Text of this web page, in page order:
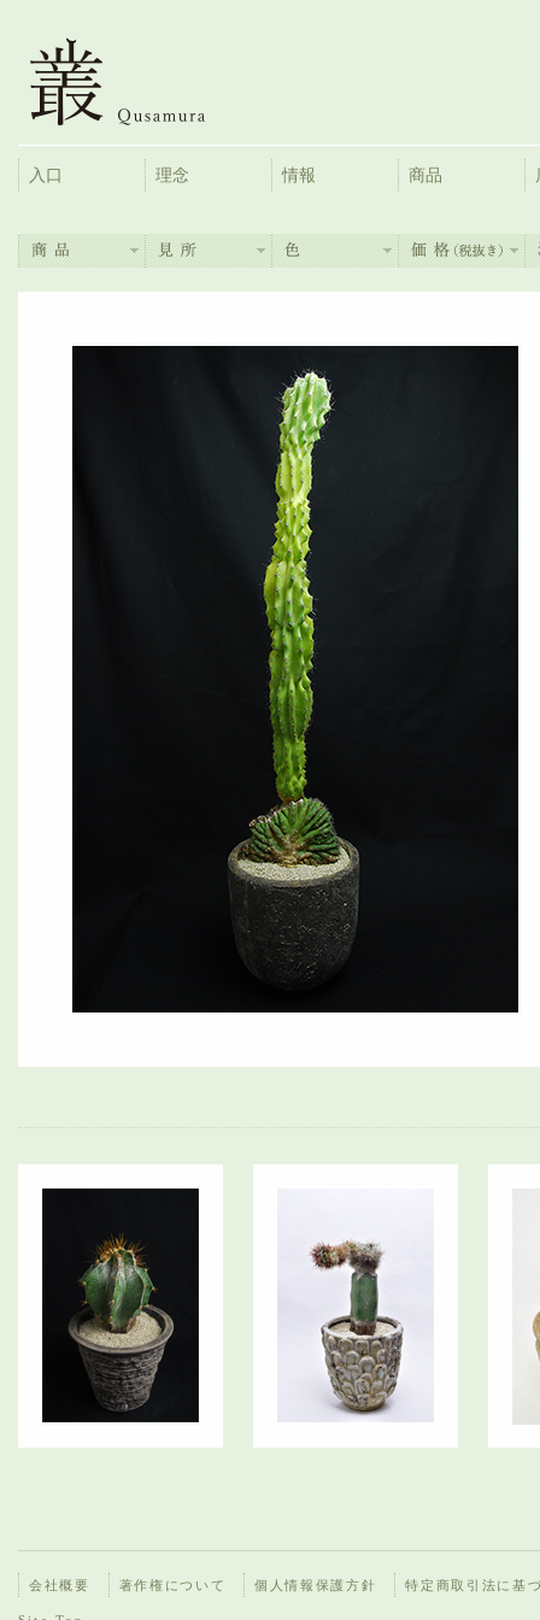
入口 理念 情報 商品
会社概要 著作権について 個人情報保護方針 特定商取引法に基